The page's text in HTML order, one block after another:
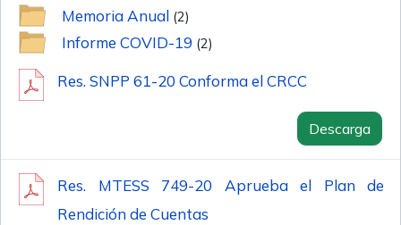
Memoria Anual (2)
Informe COVID-19 (2)
Res. SNPP 61-20 Conforma el CRCC
Descarga
Res. MTESS 749-20 Aprueba el Plan de
Rendición de Cuentas